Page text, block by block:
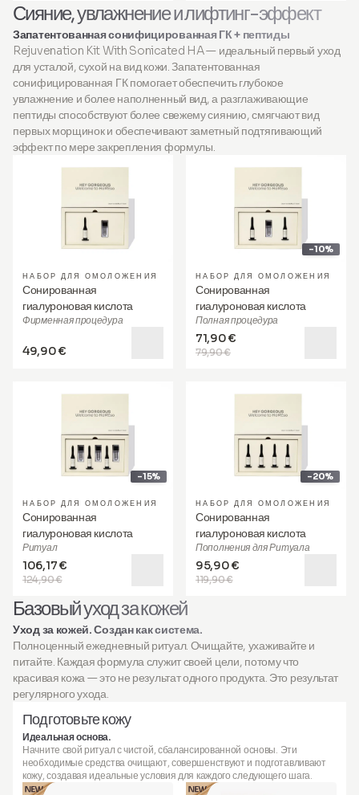
Сияние, увлажнение и лифтинг-эффект
Запатентованная сонифицированная ГК + пептиды
Rejuvenation Kit With Sonicated HA — идеальный первый уход
для усталой, сухой на вид кожи. Запатентованная
сонифицированная ГК помогает обеспечить глубокое
увлажнение и более наполненный вид, а разглаживающие
пептиды способствуют более свежему сиянию, смягчают вид
первых морщинок и обеспечивают заметный подтягивающий
эффект по мере закрепления формулы.
НАБОР ДЛЯ ОМОЛОЖЕНИЯ
Сонированная
гиалуроновая кислота
Фирменная процедура
49,90 €
-10%
НАБОР ДЛЯ ОМОЛОЖЕНИЯ
Сонированная
гиалуроновая кислота
Полная процедура
79,90 €
71,90 €
-15%
НАБОР ДЛЯ ОМОЛОЖЕНИЯ
Сонированная
гиалуроновая кислота
Ритуал
124,90 €
106,17 €
-20%
НАБОР ДЛЯ ОМОЛОЖЕНИЯ
Сонированная
гиалуроновая кислота
Пополнения для Ритуала
119,90 €
95,90 €
Базовый уход за кожей
Уход за кожей. Создан как система.
Полноценный ежедневный ритуал. Очищайте, ухаживайте и
питайте. Каждая формула служит своей цели, потому что
красивая кожа — это не результат одного продукта. Это результат
регулярного ухода.
Подготовьте кожу
Идеальная основа.
Начните свой ритуал с чистой, сбалансированной основы. Эти
необходимые средства очищают, совершенствуют и подготавливают
кожу, создавая идеальные условия для каждого следующего шага.